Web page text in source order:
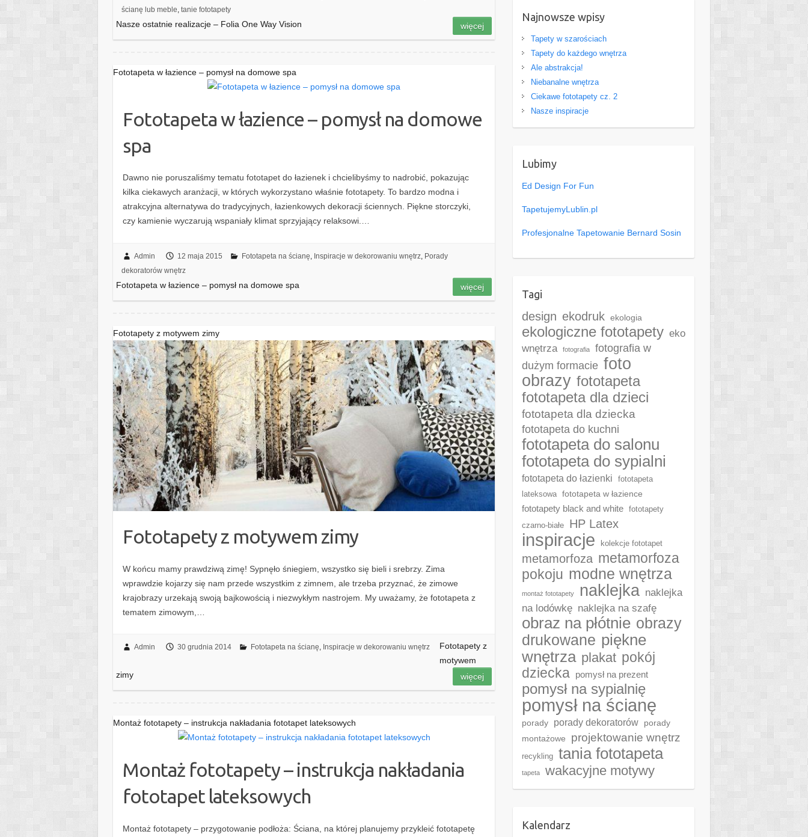
ścianę lub meble, tanie fototapety
Nasze ostatnie realizacje – Folia One Way Vision więcej
Fototapeta w łazience – pomysł na domowe spa
Fototapeta w łazience – pomysł na domowe
spa
Dawno nie poruszaliśmy tematu fototapet do łazienek i chcielibyśmy to nadrobić, pokazując
kilka ciekawych aranżacji, w których wykorzystano właśnie fototapety. To bardzo modna i
atrakcyjna alternatywa do tradycyjnych, łazienkowych dekoracji ściennych. Piękne storczyki,
czy kamienie wyczarują wspaniały klimat sprzyjający relaksowi.…
Admin 12 maja 2015 Fototapeta na ścianę, Inspiracje w dekorowaniu wnętrz, Porady
dekoratorów wnętrz
Fototapeta w łazience – pomysł na domowe spa więcej
Fototapety z motywem zimy
Fototapety z motywem zimy
W końcu mamy prawdziwą zimę! Sypnęło śniegiem, wszystko się bieli i srebrzy. Zima
wprawdzie kojarzy się nam przede wszystkim z zimnem, ale trzeba przyznać, że zimowe
krajobrazy urzekają swoją bajkowością i niezwykłym nastrojem. My uważamy, że fototapeta z
tematem zimowym,…
Admin 30 grudnia 2014 Fototapeta na ścianę, Inspiracje w dekorowaniu wnętrz
Fototapety z
motywem
zimy
więcej
Montaż fototapety – instrukcja nakładania fototapet lateksowych
Montaż fototapety – instrukcja nakładania
fototapet lateksowych
Montaż fototapety – przygotowanie podłoża: Ściana, na której planujemy przykleić fototapetę
Najnowsze wpisy
Tapety w szarościach
Tapety do każdego wnętrza
Ale abstrakcja!
Niebanalne wnętrza
Ciekawe fototapety cz. 2
Nasze inspiracje
Lubimy
Ed Design For Fun
TapetujemyLublin.pl
Profesjonalne Tapetowanie Bernard Sosin
Tagi
design ekodruk ekologia
ekologiczne fototapety eko
wnętrza
fotografia
fotografia w
dużym formacie foto
obrazy fototapeta
fototapeta dla dzieci
fototapeta dla dziecka
fototapeta do kuchni
fototapeta do salonu
fototapeta do sypialni
fototapeta do łazienki
fototapeta
lateksowa
fototapeta w łazience
fototapety black and white
fototapety
czarno-białe
HP Latex
inspiracje kolekcje fototapet
metamorfoza metamorfoza
pokoju modne wnętrza
montaż fototapety naklejka naklejka
na lodówkę naklejka na szafę
obraz na płótnie obrazy
drukowane piękne
wnętrza plakat pokój
dziecka pomysł na prezent
pomysł na sypialnię
pomysł na ścianę
porady porady dekoratorów
porady
montażowe
projektowanie wnętrz
recykling tania fototapeta
tapeta wakacyjne motywy
Kalendarz